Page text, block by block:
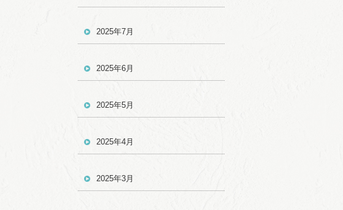
2025年7月
2025年6月
2025年5月
2025年4月
2025年3月